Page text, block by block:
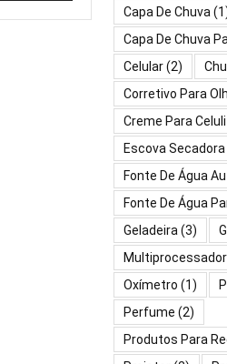
Capa De Chuva
Capa De Chuva
Celular(2)
Corretivo Para
Creme Para
Escova Secadora
Fonte De Água
Fonte De Água
Geladeira (3)
Multiprocessador
Oxímetro (1)
Perfume (2)
Produtos Para